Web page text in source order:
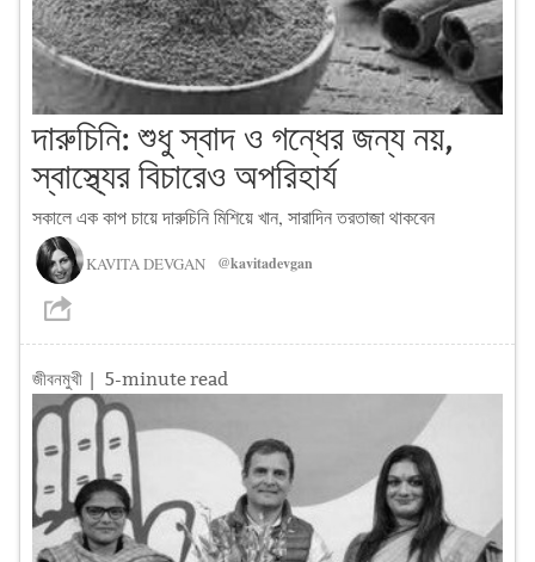
দারুচিনি: শুধু স্বাদ ও গন্ধের জন্য নয়,
স্বাস্থ্যের বিচারেও অপরিহার্য
সকালে এক কাপ চায়ে দারুচিনি মিশিয়ে খান, সারাদিন তরতাজা থাকবেন
KAVITA DEVGAN @kavitadevgan
জীবনমুখী | 5-minute read